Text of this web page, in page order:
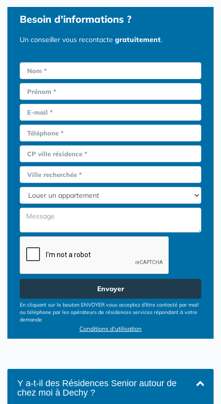
Besoin d'informations ?
Un conseiller vous recontacte gratuitement.
Nom *
Prénom *
E-mail *
Téléphone *
CP ville résidence *
Ville recherchée *
Envoyer
En cliquant sur le bouton ENVOYER vous acceptez d’être contacté par mail
ou téléphone par les opérateurs de résidences services répondant à votre
demande
Conditions d'utilisation
Y a-t-il des Résidences Senior autour de
chez moi à Dechy ?